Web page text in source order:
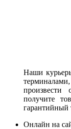
Наши
получите
гарантийный
Онлайн на